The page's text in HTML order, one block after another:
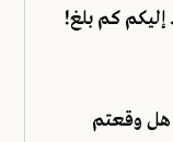
كم بلغ!
هل وقعتم